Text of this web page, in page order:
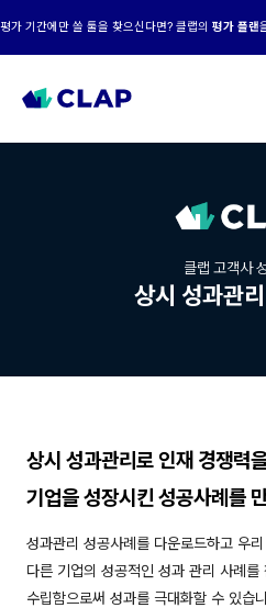
평가 기간에만 쓸 툴을 찾으신다면? 클랩의 평가 플랜
클랩 고객사
상시 성과관
상시 성과관리로 인재 경쟁력
기업을 성장시킨 성공사례를
성과관리 성공사례를 다운로드하고 우
다른 기업의 성공적인 성과 관리 사례
수립함으로써 성과를 극대화할 수 있습